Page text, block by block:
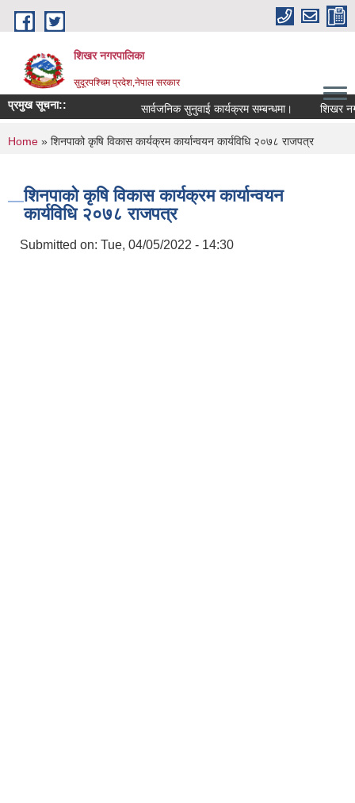
Skip to main content
शिखर नगरपालिका
सुदूरपश्चिम प्रदेश,नेपाल सरकार
प्रमुख सूचना:: सार्वजनिक सुनुवाई कार्यक्रम सम्बन्धमा। शिखर
You are here
Home » शिनपाको कृषि विकास कार्यक्रम कार्यान्वयन कार्यविधि २०७८ राजपत्र
शिनपाको कृषि विकास कार्यक्रम कार्यान्वयन
कार्यविधि २०७८ राजपत्र
Submitted on: Tue, 04/05/2022 - 14:30